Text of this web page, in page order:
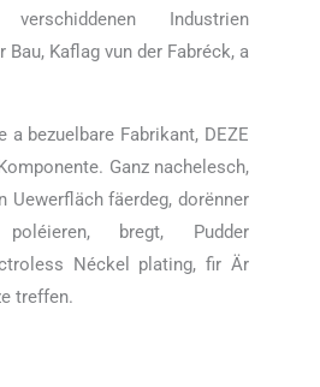
Industrien
Bau, Kaflag vun der Fabréck, a
a bezuelbare Fabrikant, DEZE
Ganz nachelesch,
Uewerfläch fäerdeg, dorënner
bregt, Pudder
Néckel plating, fir Är
treffen.